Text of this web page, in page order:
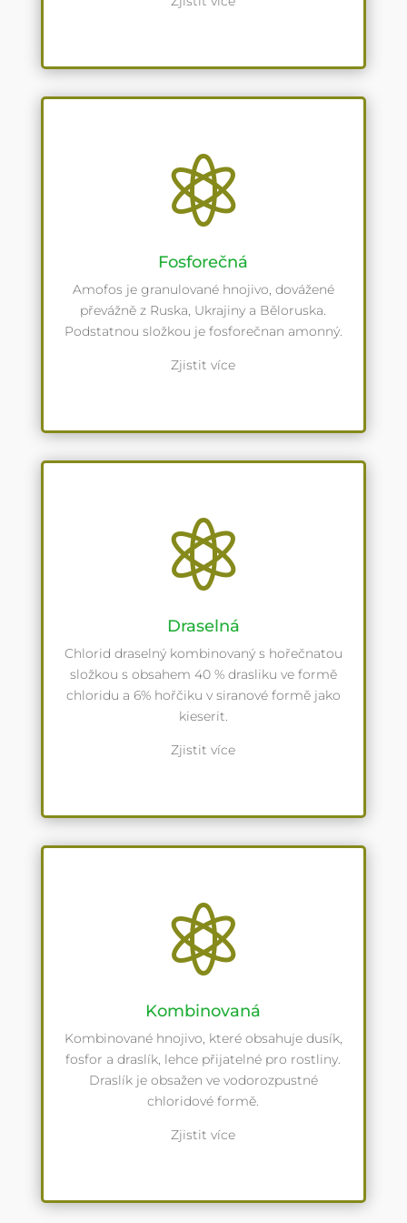

Fosforečná
Amofos je granulované hnojivo, dovážené
převážně z Ruska, Ukrajiny a Běloruska.
Podstatnou složkou je fosforečnan amonný.
Zjistit více

Draselná
Chlorid draselný kombinovaný s hořečnatou
složkou s obsahem 40 % drasliku ve formě
chloridu a 6% hořčiku v siranové formě jako
kieserit.
Zjistit více

Kombinovaná
Kombinované hnojivo, které obsahuje dusík,
fosfor a draslík, lehce přijatelné pro rostliny.
Draslík je obsažen ve vodorozpustné
chloridové formě.
Zjistit více